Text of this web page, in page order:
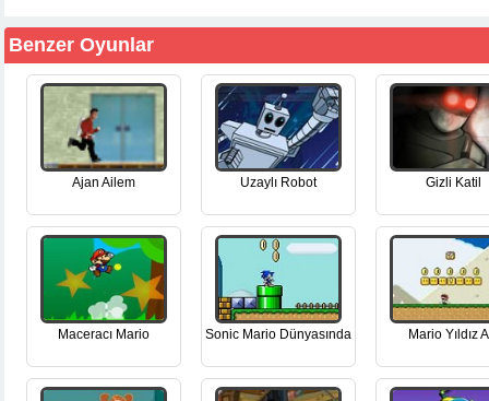
Benzer Oyunlar
Ajan Ailem Uzaylı Robot Gizli Katil
Maceracı Mario Sonic Mario Dünyasında Mario Yıldız